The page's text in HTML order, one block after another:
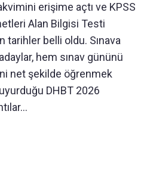
erişime açtı ve KPSS
Alan Bilgisi Testi
tarihler belli oldu. Sınava
hem sınav gününü
net şekilde öğrenmek
DHBT 2026